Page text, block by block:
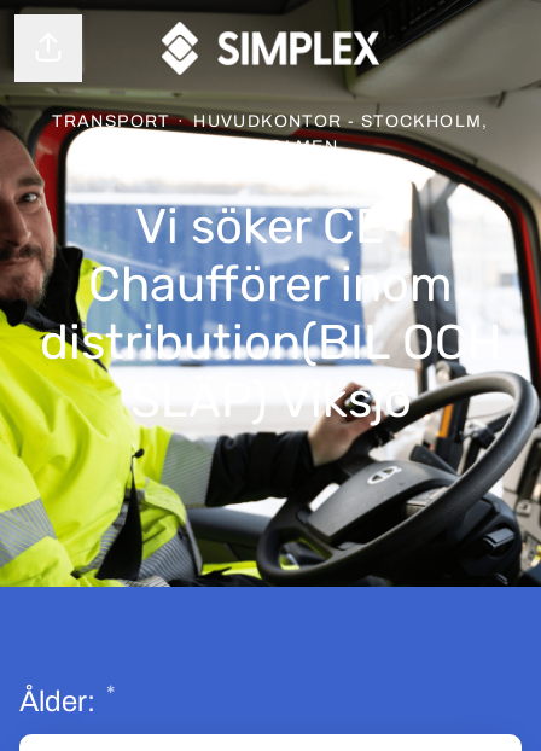
TRANSPORT · HUVUDKONTOR - STOCKHOLM,
LILJEHOLMEN
Vi söker CE-
Chaufförer inom
distribution(BIL OCH
SLÄP) Viksjö
Ålder: *Obligatoriskt